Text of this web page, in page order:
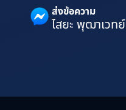
ส่งข้อความ
ไสยะ พุฒาเวทย์